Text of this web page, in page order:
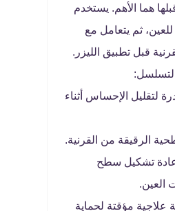
هما الأهم. يستخدم
ثم يتعامل مع
قبل تطبيق الليزر.
التسلسل:
لتقليل الإحساس أثناء
الرقيقة من القرنية.
تشكيل سطح
العين.
مؤقتة لحماية